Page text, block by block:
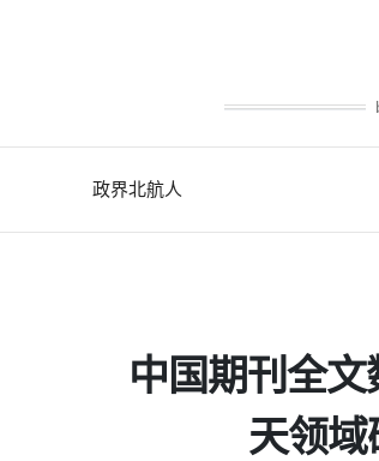
政界北航人
中国期刊全
天领